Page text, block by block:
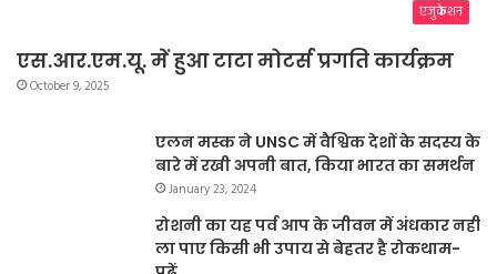
एजुकेशन
एस.आर.एम.यू. में हुआ टाटा मोटर्स प्रगति कार्यक्रम
October 9, 2025
एलन मस्क ने UNSC में वैश्विक देशों के सदस्य के
बारे में रखी अपनी बात, किया भारत का समर्थन
January 23, 2024
रोशनी का यह पर्व आप के जीवन में अंधकार नहीं
ला पाए किसी भी उपाय से बेहतर है रोकथाम-